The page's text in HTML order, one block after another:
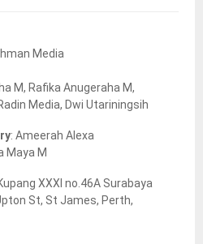
Media
M, Rafika Anugeraha M,
Media, Dwi Utariningsih
: Ameerah Alexa
Maya M
XXXI no.46A Surabaya
St, St James, Perth,